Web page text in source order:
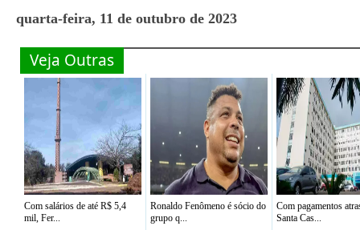
quarta-feira, 11 de outubro de 2023
Veja Outras
Com salários de até R$ 5,4
mil, Fer...
Ronaldo Fenômeno é sócio do
grupo q...
Com pagamentos
Santa Cas...